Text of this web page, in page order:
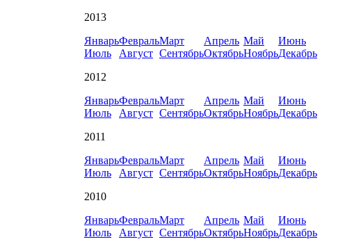
2013
ЯнварьФевральМарт Апрель Май
Июнь
Июль
Август СентябрьОктябрьНоябрьДекабрь
2012
ЯнварьФевральМарт Апрель Май
Июнь
Июль
Август СентябрьОктябрьНоябрьДекабрь
2011
ЯнварьФевральМарт Апрель Май
Июнь
Июль
Август СентябрьОктябрьНоябрьДекабрь
2010
ЯнварьФевральМарт Апрель Май
Июнь
Июль
Август СентябрьОктябрьНоябрьДекабрь